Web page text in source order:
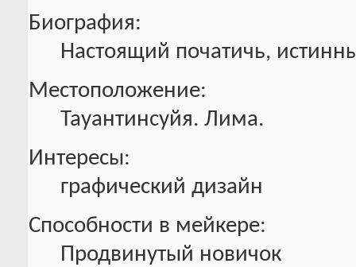
Биография:
Настоящий початичь,
Местоположение:
Тауантинсуйя. Лима.
Интересы:
графический дизайн
Способности в мейкере:
Продвинутый новичок